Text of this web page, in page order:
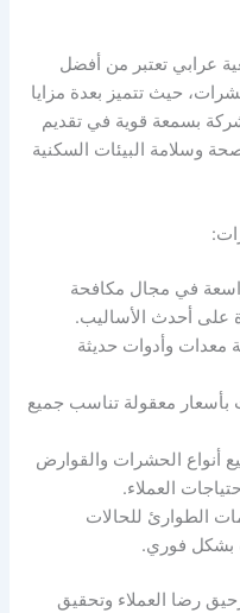
عرابي تعتبر من أفضل
حيث تتميز بعدة مزايا
بسمعة قوية في تقديم
وسلامة البيئات السكنية
في مجال مكافحة
على أحدث الأساليب.
معدات وأدوات حديثة
معقولة تناسب جميع
أنواع الحشرات والقوارض
العملاء.
الطوارئ للحالات
بشكل فوري.
رضا العملاء وتحقيق